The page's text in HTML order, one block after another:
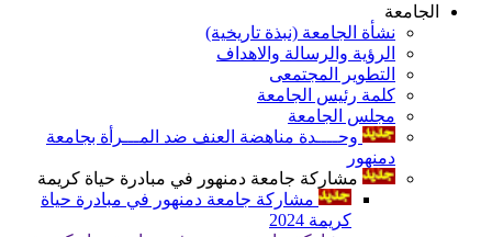
الجامعة
نشأة الجامعة (نبذة تاريخية)
الرؤية والرسالة والاهداف
التطوير المجتمعى
كلمة رئيس الجامعة
مجلس الجامعة
وحــــدة مناهضة العنف ضد المـــرأة بجامعة
دمنهور
مشاركة جامعة دمنهور في مبادرة حياة كريمة
مشاركة جامعة دمنهور في مبادرة حياة
كريمة 2024